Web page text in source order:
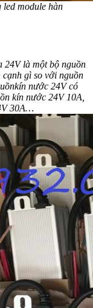
led module hàn
24V là một bộ nguồn
gì so với nguồn
nước 24V có
kín nước 24V 10A,
30A…